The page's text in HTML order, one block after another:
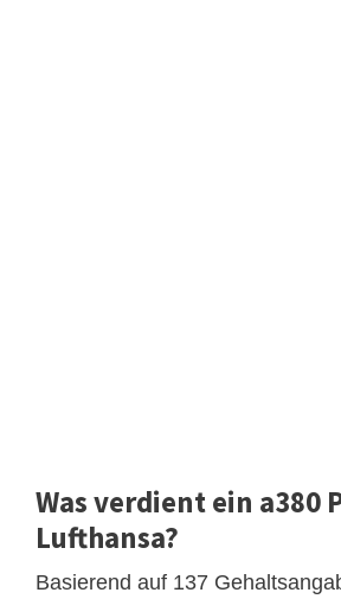
Was verdient ein a380
Lufthansa?
Basierend auf 137